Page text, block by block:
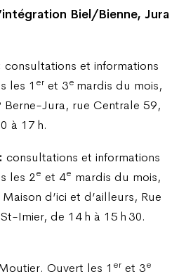
Biel/Bienne, Jura
consultations et informations
les 1 er et 3e mardis du mois,
Jura, rue Centrale 59,
à 17 h.
consultations et informations
les 2e et 4e mardis du mois,
d’ici et d’ailleurs, Rue
Imier, de 14 h à 15 h 30.
Ouvert les 1 er et 3e